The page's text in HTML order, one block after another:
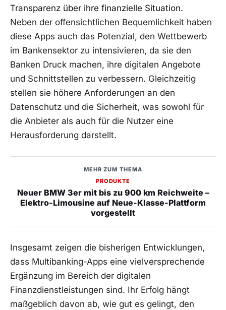
Transparenz über ihre finanzielle Situation.
Neben der offensichtlichen Bequemlichkeit haben
diese Apps auch das Potenzial, den Wettbewerb
im Bankensektor zu intensivieren, da sie den
Banken Druck machen, ihre digitalen Angebote
und Schnittstellen zu verbessern. Gleichzeitig
stellen sie höhere Anforderungen an den
Datenschutz und die Sicherheit, was sowohl für
die Anbieter als auch für die Nutzer eine
Herausforderung darstellt.
MEHR ZUM THEMA
PRODUKTE
Neuer BMW 3er mit bis zu 900 km Reichweite –
Elektro-Limousine auf Neue-Klasse-Plattform
vorgestellt
Insgesamt zeigen die bisherigen Entwicklungen,
dass Multibanking-Apps eine vielversprechende
Ergänzung im Bereich der digitalen
Finanzdienstleistungen sind. Ihr Erfolg hängt
maßgeblich davon ab, wie gut es gelingt, den